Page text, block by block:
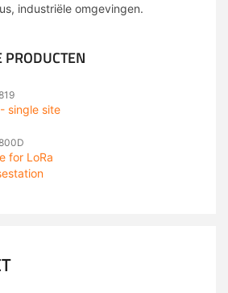
industriële omgevingen.
PRODUCTEN
single site
for LoRa